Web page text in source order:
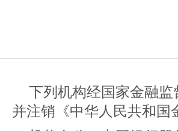
下列机构经国家金融
并注销《中华人民共和国